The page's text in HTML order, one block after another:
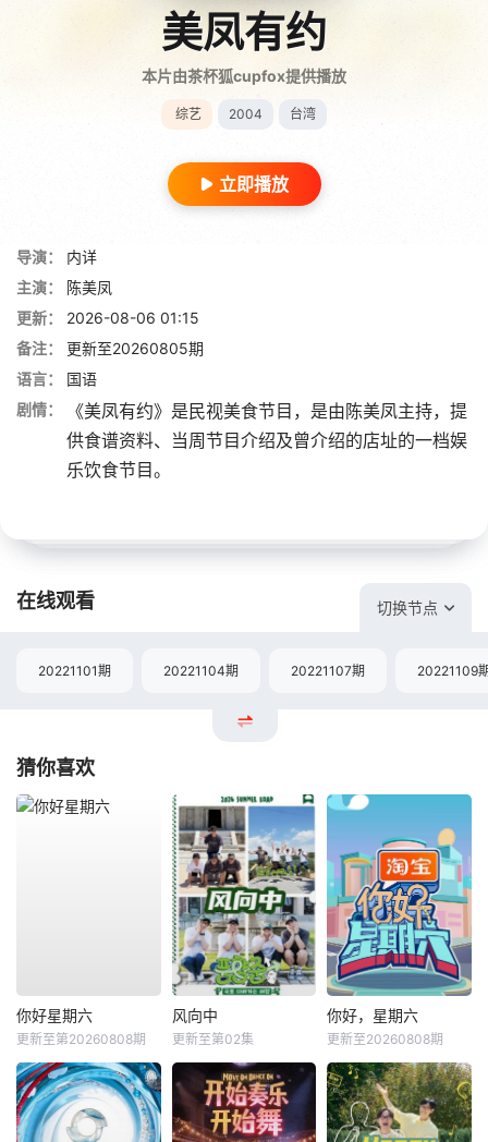
美凤有约
本片由茶杯狐cupfox提供播放
综艺 2004 台湾
立即播放
导演：
内详
主演：
陈美凤
更新：
2026-08-06 01:15
备注：
更新至20260805期
语言：
国语
剧情：
《美凤有约》是民视美食节目，是由陈美凤主持，提
供食谱资料、当周节目介绍及曾介绍的店址的一档娱
乐饮食节目。
在线观看 切换节点
20221101期 20221104期 20221107期 20221109
猜你喜欢
你好星期六
更新至第20260808期
风向中
更新至第02集
你好，星期六
更新至20260808期